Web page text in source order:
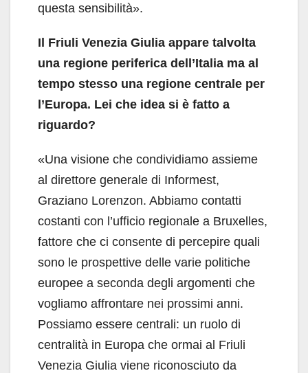
questa sensibilità».
Il Friuli Venezia Giulia appare talvolta
una regione periferica dell’Italia ma al
tempo stesso una regione centrale per
l’Europa. Lei che idea si è fatto a
riguardo?
«Una visione che condividiamo assieme
al direttore generale di Informest,
Graziano Lorenzon. Abbiamo contatti
costanti con l’ufficio regionale a Bruxelles,
fattore che ci consente di percepire quali
sono le prospettive delle varie politiche
europee a seconda degli argomenti che
vogliamo affrontare nei prossimi anni.
Possiamo essere centrali: un ruolo di
centralità in Europa che ormai al Friuli
Venezia Giulia viene riconosciuto da